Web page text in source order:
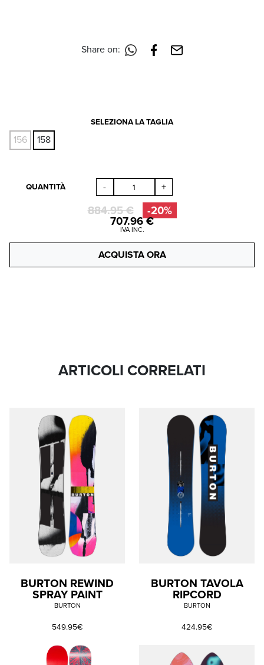
Share on:
SELEZIONA LA TAGLIA
156 158
QUANTITÀ - +
884.95 € -20%
707.96€
IVA INC.
ACQUISTA ORA
ARTICOLI CORRELATI
BURTON REWIND
SPRAY PAINT
BURTON
549.95€
BURTON TAVOLA
RIPCORD
BURTON
424.95€